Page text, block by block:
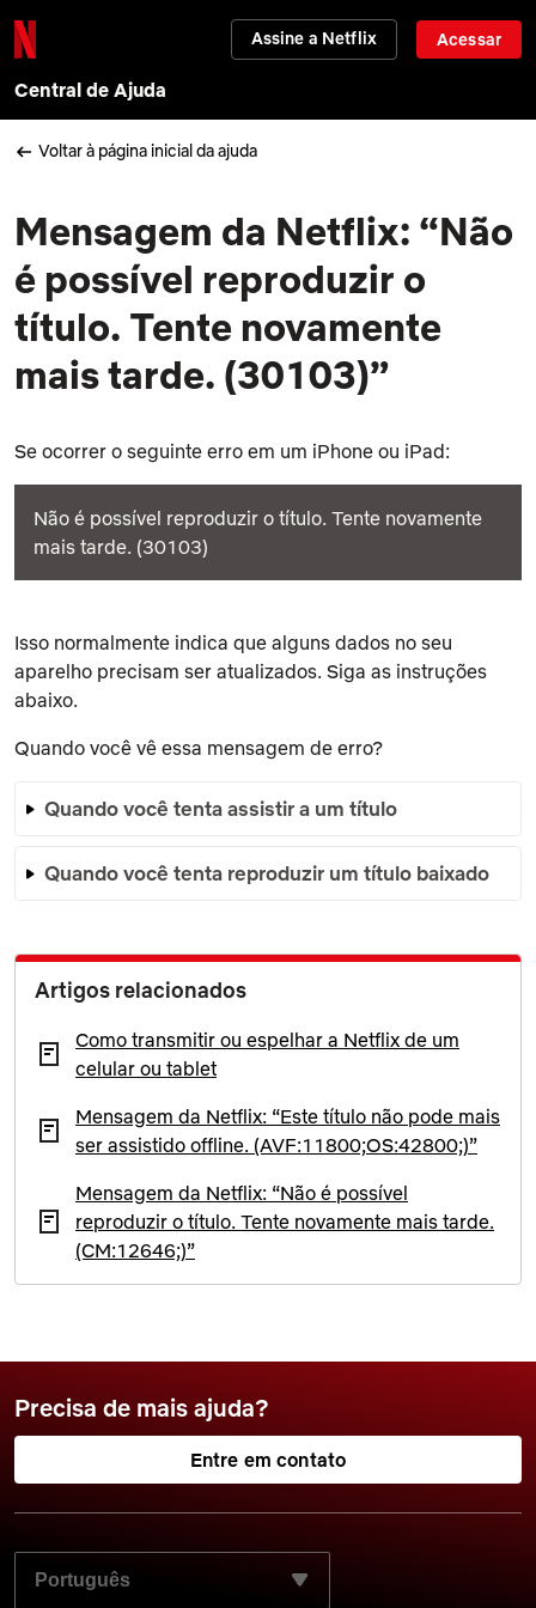
Assine a Netflix Acessar
Central de Ajuda
Voltar à página inicial da ajuda
Mensagem da Netflix: “Não
é possível reproduzir o
título. Tente novamente
mais tarde. (30103)”
Se ocorrer o seguinte erro em um iPhone ou iPad:
Não é possível reproduzir o título. Tente novamente
mais tarde. (30103)
Isso normalmente indica que alguns dados no seu
aparelho precisam ser atualizados. Siga as instruções
abaixo.
Quando você vê essa mensagem de erro?
Quando você tenta assistir a um título
Quando você tenta reproduzir um título baixado
Artigos relacionados
Como transmitir ou espelhar a Netflix de um
celular ou tablet
Mensagem da Netflix: “Este título não pode mais
ser assistido offline. (AVF:11800;OS:42800;)”
Mensagem da Netflix: “Não é possível
reproduzir o título. Tente novamente mais tarde.
(CM:12646;)”
Precisa de mais ajuda?
Entre em contato
SELECIONE SEU IDIOMA PREFERIDO: